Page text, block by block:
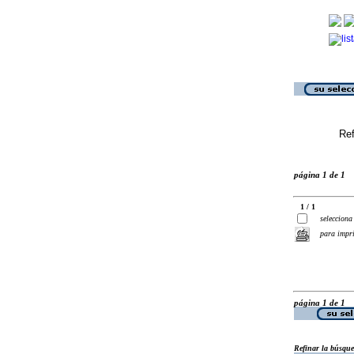
página 1 de 1
1 / 1
selecciona
para
página 1 de 1
Refinar la